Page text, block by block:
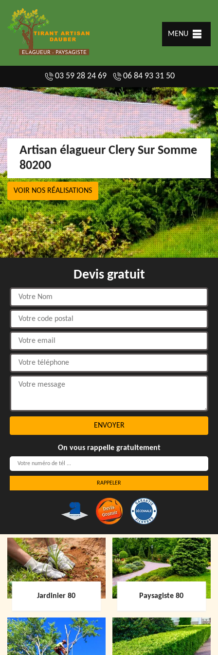
MENU
03 59 28 24 69 06 84 93 31 50
Artisan élagueur Clery Sur Somme
80200
VOIR NOS RÉALISATIONS
Devis gratuit
On vous rappelle gratuitement
Jardinier 80 Paysagiste 80